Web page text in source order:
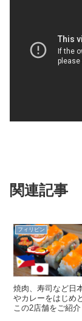
関連記事
フィリピン
焼肉、寿司など日
やカレーをはじめ
この2店舗をご紹
時間 食べ放題を